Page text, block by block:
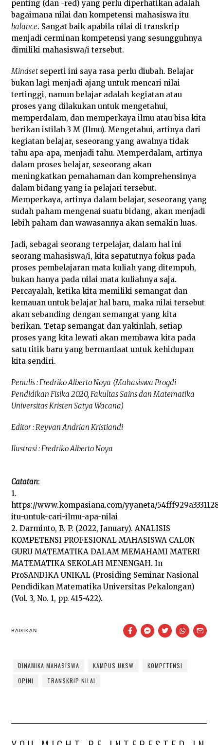
penting (dan -red) yang perlu diperhatikan adalah
bagaimana nilai dan kompetensi mahasiswa itu
balance. Sangat baik apabila nilai di transkrip
menjadi cerminan kompetensi yang sesungguhnya
dimiliki mahasiswa/i tersebut.
Mindsetseperti ini saya rasa perlu diubah. Belajar
bukan lagi menjadi ajang untuk mencari nilai
tertinggi, namun belajar adalah kegiatan atau
proses yang dilakukan untuk mengetahui,
memperdalam, dan memperkaya ilmu atau bisa kita
berikan istilah 3 M (Ilmu). Mengetahui, artinya dari
kegiatan belajar, seseorang yang awalnya tidak
tahu apa-apa, menjadi tahu. Memperdalam, artinya
dalam proses belajar, seseorang akan
meningkatkan pemahaman dan komprehensinya
dalam bidang yang ia pelajari tersebut.
Memperkaya, artinya dalam belajar, seseorang yang
sudah paham mengenai suatu bidang, akan menjadi
lebih paham dan wawasannya akan semakin luas.
Jadi, sebagai seorang terpelajar, dalam hal ini
seorang mahasiswa/i, kita sepatutnya fokus pada
proses pembelajaran mata kuliah yang ditempuh,
bukan hanya pada nilai mata kuliahnya saja.
Percayalah, ketika kita memiliki semangat dan
kemauan untuk belajar hal baru, maka nilai tersebut
akan sebanding dengan semangat yang kita
berikan. Tetap semangat dan yakinlah, setiap
proses yang kita lewati akan membawa kita pada
satu titik baru yang bermanfaat untuk kehidupan
kita sendiri.
Penulis : Fredriko Alberto Noya (Mahasiswa Progdi
Pendidikan Fisika 2020, Fakultas Sains dan Matematika
Universitas Kristen Satya Wacana)
Editor : Reyvan Andrian Kristiandi
Ilustrasi : Fredriko Alberto Noya
Catatan:
1.
https://www.kompasiana.com/yyaneta/
itu-untuk-cari-ilmu-apa-nilai
2. Darminto, B. P. (2022, January). ANALISIS
KOMPETENSI PROFESIONAL MAHASISWA CALON
GURU MATEMATIKA DALAM MEMAHAMI MATERI
MATEMATIKA SEKOLAH MENENGAH. In
ProSANDIKA UNIKAL (Prosiding Seminar Nasional
Pendidikan Matematika Universitas Pekalongan)
(Vol. 3, No. 1, pp. 415-422).
BAGIKAN
DINAMIKA MAHASISWA KAMPUS UKSW
KOMPETENSI
OPINI
TRANSKRIP NILAI